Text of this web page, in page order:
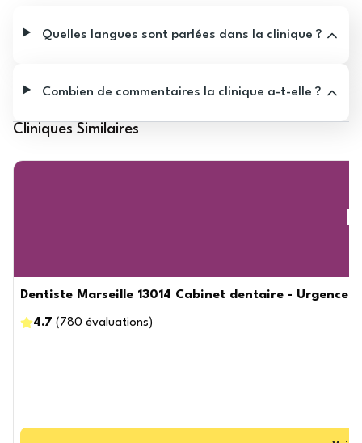
Quelles langues sont parlées dans la clinique ?
Combien de commentaires la clinique a-t-elle ?
Cliniques Similaires
Dentiste Marseille 13014 Cabinet dentaire -
4.7 ( 780 évaluations )